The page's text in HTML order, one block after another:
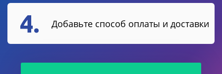
4. Добавьте способ оплаты и доставки